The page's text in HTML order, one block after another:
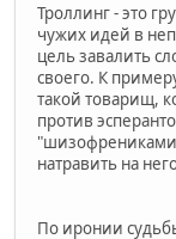
Троллинг - это
чужих идей в
цель завалить
своего. К
такой товарищ,
против
натравить на
По иронии